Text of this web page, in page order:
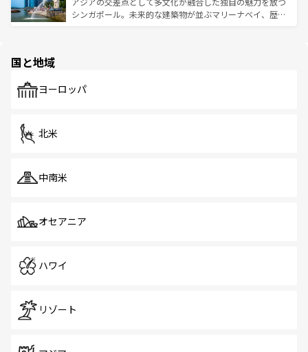
た文化、そして多様な観光資源が、訪れる旅人を魅了し続
うな絶景から文化的な体験まで、香港を存分に楽しみ尽く
シンガポール。未来的な建築物が並ぶマリーナベイ、歴史
で、ホーカーズは地元の風情を楽しめる外せないスポット
国と地域
ヨーロッパ
北米
中南米
オセアニア
ハワイ
リゾート